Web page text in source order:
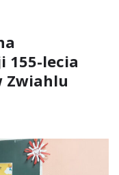
155-lecia
Zwiahlu